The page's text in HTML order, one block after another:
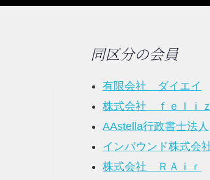
同区分の会員
有限会社 ダイエイ
株式会社 ｆｅｌｉ
AAstella行政書士法人
インバウンド株式会
株式会社 ＲＡｉｒ